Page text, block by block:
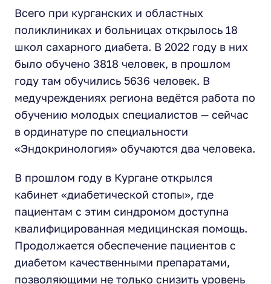
Всего при курганских и областных
поликлиниках и больницах открылось 18
школ сахарного диабета. В 2022 году в них
было обучено 3818 человек, в прошлом
году там обучились 5636 человек. В
медучреждениях региона ведётся работа по
обучению молодых специалистов — сейчас
в ординатуре по специальности
«Эндокринология» обучаются два человека.
В прошлом году в Кургане открылся
кабинет «диабетической стопы», где
пациентам с этим синдромом доступна
квалифицированная медицинская помощь.
Продолжается обеспечение пациентов с
диабетом качественными препаратами,
позволяющими не только снизить уровень